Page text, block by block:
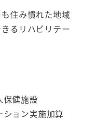
住み慣れた地域
るリハビリテー
保健施設
ョン実施加算